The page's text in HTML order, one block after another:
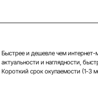
Быстрее и дешевле чем интернет-
актуальности и наглядности,
Короткий срок окупаемости (1-3